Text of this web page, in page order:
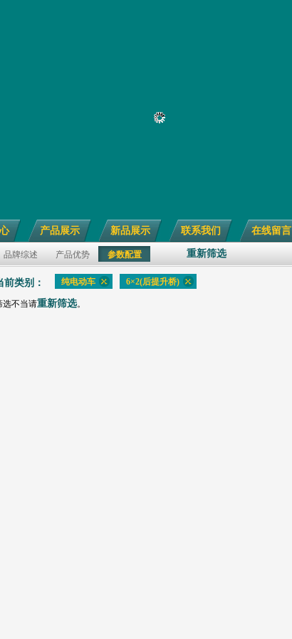
产品展示 新品展示 联系我们 在线留言
品牌综述 产品优势 参数配置 重新筛选
前类别： 纯电动车 6×2(后提升桥)
选不当请重新筛选。